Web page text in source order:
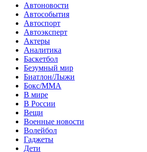
Автоновости
Автособытия
Автоспорт
Автоэксперт
Актеры
Аналитика
Баскетбол
Безумный мир
Биатлон/Лыжи
Бокс/MMA
В мире
В России
Вещи
Военные новости
Волейбол
Гаджеты
Дети